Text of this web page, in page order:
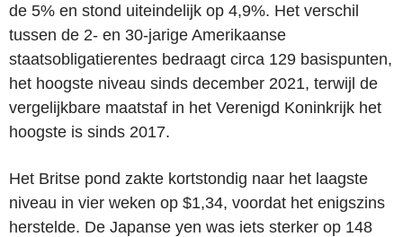
de 5% en stond uiteindelijk op 4,9%. Het verschil
tussen de 2- en 30-jarige Amerikaanse
staatsobligatierentes bedraagt circa 129 basispunten,
het hoogste niveau sinds december 2021, terwijl de
vergelijkbare maatstaf in het Verenigd Koninkrijk het
hoogste is sinds 2017.
Het Britse pond zakte kortstondig naar het laagste
niveau in vier weken op $1,34, voordat het enigszins
herstelde. De Japanse yen was iets sterker op 148